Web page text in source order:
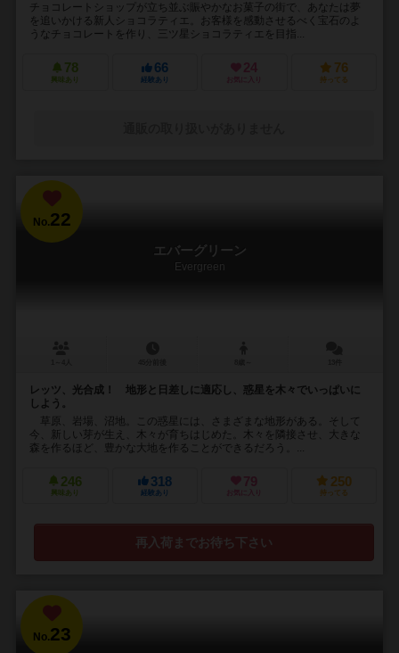
チョコレートショップが立ち並ぶ賑やかなお菓子の街で、あなたは夢
を追いかける新人ショコラティエ。お客様を感動させるべく宝石のよ
うなチョコレートを作り、三ツ星ショコラティエを目指...
78
興味あり
66
経験あり
24
お気に入り
76
持ってる
No.22
エバーグリーン
Evergreen
レッツ、光合成！ 地形と日差しに適応し、惑星を木々でいっぱいに
しよう。
草原、岩場、沼地。この惑星には、さまざまな地形がある。そして
今、新しい芽が生え、木々が育ちはじめた。木々を隣接させ、大きな
森を作るほど、豊かな大地を作ることができるだろう。...
246
興味あり
318
経験あり
79
お気に入り
250
持ってる
再入荷までお待ち下さい
No.23